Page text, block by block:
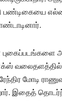
எல்லை
புகைப்படங்களை
வலைதளத்தில்
மோடி
இதைத்